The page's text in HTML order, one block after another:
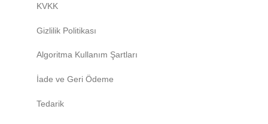
KVKK
Gizlilik Politikası
Algoritma Kullanım Şartları
İade ve Geri Ödeme
Tedarik